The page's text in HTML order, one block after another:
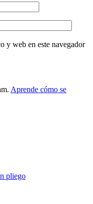
y web en este navegador
Aprende cómo se
pliego